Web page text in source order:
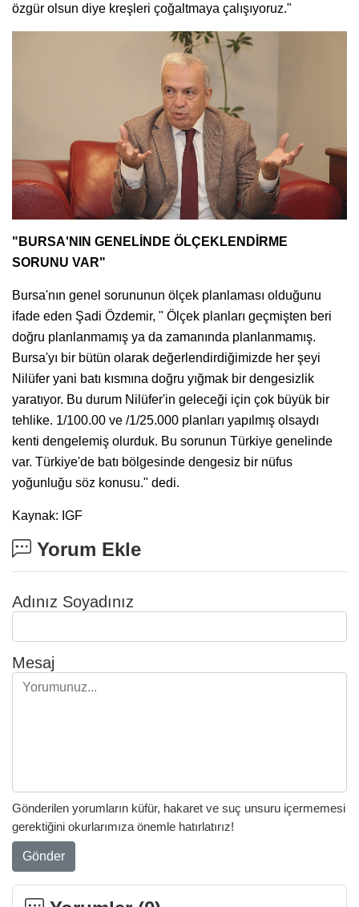
özgür olsun diye kreşleri çoğaltmaya çalışıyoruz."
"BURSA'NIN GENELİNDE ÖLÇEKLENDİRME
SORUNU VAR"
Bursa'nın genel sorununun ölçek planlaması olduğunu
ifade eden Şadi Özdemir, " Ölçek planları geçmişten beri
doğru planlanmamış ya da zamanında planlanmamış.
Bursa'yı bir bütün olarak değerlendirdiğimizde her şeyi
Nilüfer yani batı kısmına doğru yığmak bir dengesizlik
yaratıyor. Bu durum Nilüfer'in geleceği için çok büyük bir
tehlike. 1/100.00 ve /1/25.000 planları yapılmış olsaydı
kenti dengelemiş olurduk. Bu sorunun Türkiye genelinde
var. Türkiye'de batı bölgesinde dengesiz bir nüfus
yoğunluğu söz konusu." dedi.
Kaynak: IGF
Yorum Ekle
Adınız Soyadınız
Mesaj
Gönderilen yorumların küfür, hakaret ve suç unsuru içermemesi
gerektiğini okurlarımıza önemle hatırlatırız!
Gönder